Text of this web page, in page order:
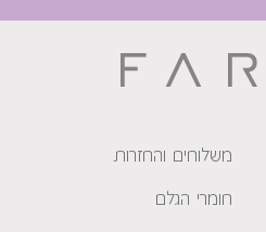
משלוחים והחזרות
חומרי הגלם